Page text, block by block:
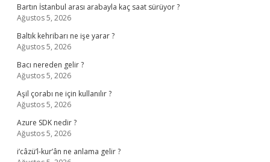
Bartın İstanbul arası arabayla kaç saat sürüyor ?
Ağustos 5, 2026
Baltık kehribarı ne işe yarar ?
Ağustos 5, 2026
Bacı nereden gelir ?
Ağustos 5, 2026
Aşil çorabı ne için kullanılır ?
Ağustos 5, 2026
Azure SDK nedir ?
Ağustos 5, 2026
i’câzü’l-kur’ân ne anlama gelir ?